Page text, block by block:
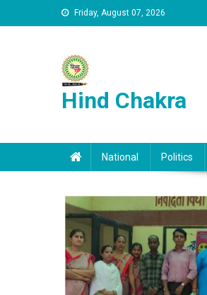
Skip to content Friday, August 07, 2026
Hind Chakra
National Politics